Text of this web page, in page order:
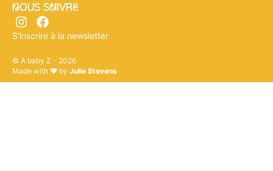
nOUS SuIVRe
S'inscrire à la newsletter
© A baby Z - 2026
Made with ♥ by Julie Stevens